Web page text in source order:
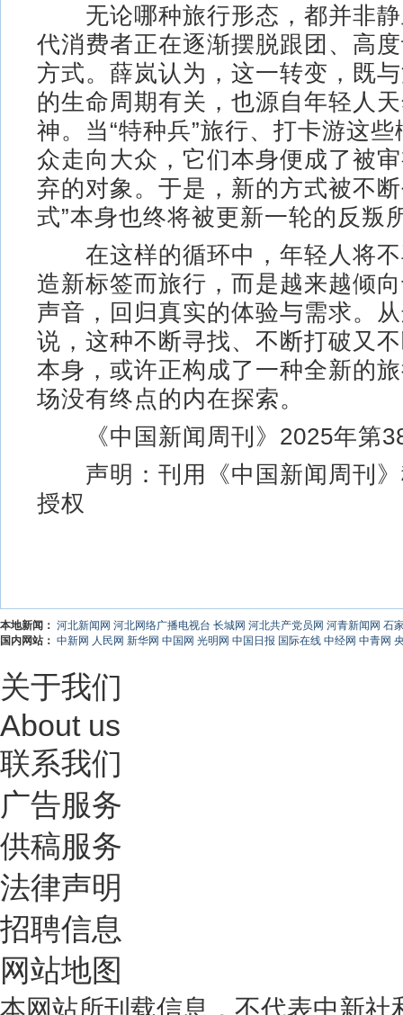
无论哪种旅行形态，都并非静
代消费者正在逐渐摆脱跟团、高
方式。薛岚认为，这一转变，既
的生命周期有关，也源自年轻人
神。当“特种兵”旅行、打卡游这
众走向大众，它们本身便成了被
弃的对象。于是，新的方式被不
式”本身也终将被更新一轮的反叛
在这样的循环中，年轻人将不
造新标签而旅行，而是越来越倾
声音，回归真实的体验与需求。
说，这种不断寻找、不断打破又
本身，或许正构成了一种全新的
场没有终点的内在探索。
《中国新闻周刊》2025年第
声明：刊用《中国新闻周刊》
授权
本地新闻： 河北新闻网 河北网络广播电视台 长城网 河北共产党员网 河青新闻网 石
国内网站： 中新网 人民网 新华网 中国网 光明网 中国日报 国际在线 中经网 中青网
关于我们
About us
联系我们
广告服务
供稿服务
法律声明
招聘信息
网站地图
本网站所刊载信息，不代表中新